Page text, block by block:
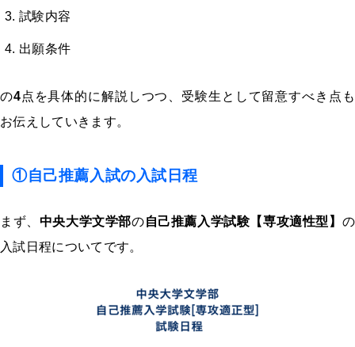
試験内容
出願条件
の4点を具体的に解説しつつ、受験生として留意すべき点も
お伝えしていきます。
①自己推薦入試の入試日程
まず、 中央大学文学部の自己推薦入学試験【専攻適性型】 の
入試日程についてです。